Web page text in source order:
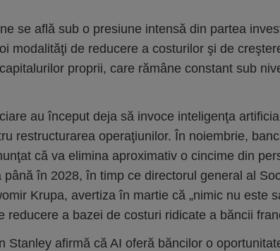
se află sub o presiune intensă din partea
modalităţi de reducere a costurilor şi de
proprii, care rămâne constant sub
au început deja să invoce inteligenţa
restructurarea operaţiunilor. În noiembrie,
că va elimina aproximativ o cincime din
până în 2028, în timp ce directorul general al
Krupa, avertiza în martie că „nimic nu este
reducere a bazei de costuri ridicate a băncii
Stanley afirmă că AI oferă băncilor o